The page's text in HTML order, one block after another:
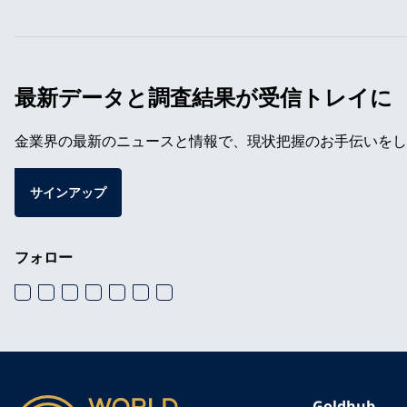
最新データと調査結果が受信トレイに
金業界の最新のニュースと情報で、現状把握のお手伝いをし
サインアップ
フォロー